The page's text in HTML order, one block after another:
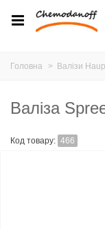
Головна > Валізи
Валіза
Код товару: 466